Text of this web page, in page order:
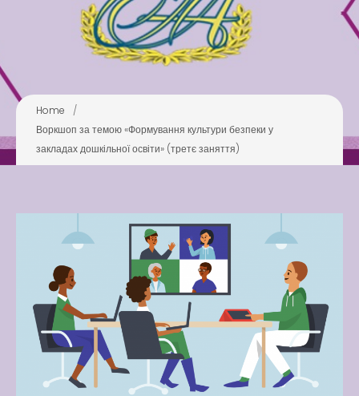
Pool
Play is Our Brain’s Favorite
Way
Kiddie
Latter match class
Swimming Lessons at New
Pool
Play is Our Brain’s Favorite
Way
Latter match class
Home
/
Воркшоп за темою «Формування культури безпеки у
закладах дошкільної освіти» (третє заняття)